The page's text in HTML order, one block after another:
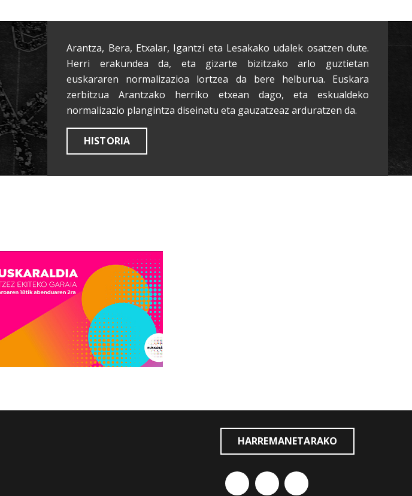
Arantza, Bera, Etxalar, Igantzi eta Lesakako udalek osatzen dute.
Herri erakundea da, eta gizarte bizitzako arlo guztietan
euskararen normalizazioa lortzea da bere helburua. Euskara
zerbitzua Arantzako herriko etxean dago, eta eskualdeko
normalizazio plangintza diseinatu eta gauzatzeaz arduratzen da.
HISTORIA
HARREMANETARAKO